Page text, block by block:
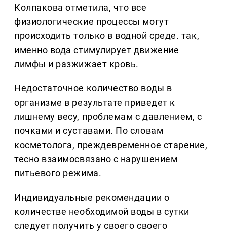
Колпакова отметила, что все
физиологические процессы могут
происходить только в водной среде. так,
именно вода стимулирует движение
лимфы и разжижает кровь.
Недостаточное количество воды в
организме в результате приведет к
лишнему весу, проблемам с давлением, с
почками и суставами. По словам
косметолога, преждевременное старение,
тесно взаимосвязано с нарушением
питьевого режима.
Индивидуальные рекомендации о
количестве необходимой воды в сутки
следует получить у своего своего